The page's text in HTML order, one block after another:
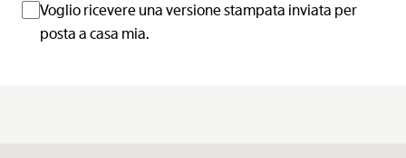
Voglio ricevere una versione stampata inviata per
posta a casa mia.